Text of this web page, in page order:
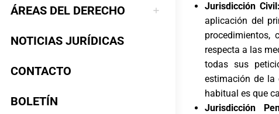
ÁREAS DEL DERECHO
NOTICIAS JURÍDICAS
CONTACTO
BOLETÍN
Jurisdicción Civil:
aplicación del
procedimientos,
respecta a las
todas sus
estimación de la
habitual es que
Jurisdicción